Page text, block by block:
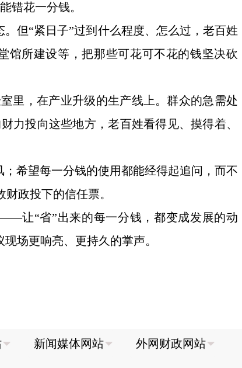
错花一分钱。
但“紧日子”过到什么程度、怎么过，老百姓
所建设等，把那些可花可不花的钱坚决砍
里，在产业升级的生产线上。群众的急需处
投向这些地方，老百姓看得见、摸得着、
希望每一分钱的使用都能经得起追问，而不
政投下的信任票。
让“省”出来的每一分钱，都变成发展的动
场更响亮、更持久的掌声。